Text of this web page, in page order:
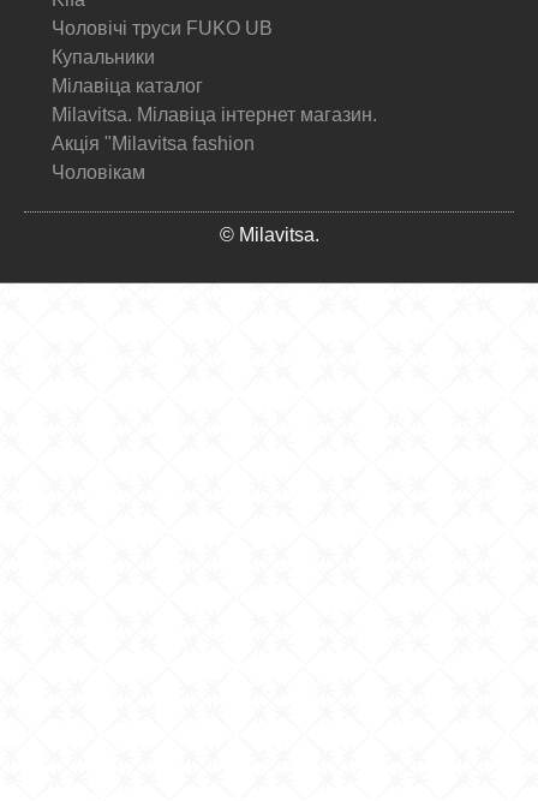
Чоловічі труси FUKO UB
Купальники
Мілавіца каталог
Milavitsa. Мілавіца інтернет магазин.
Акція "Milavitsa fashion
Чоловікам
© Milavitsa.